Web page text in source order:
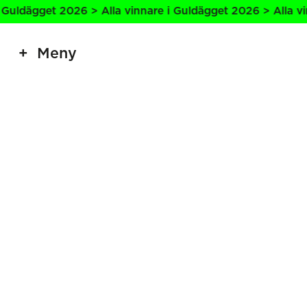
2026 > Alla vinnare i Guldägget 2026 > Alla
Meny